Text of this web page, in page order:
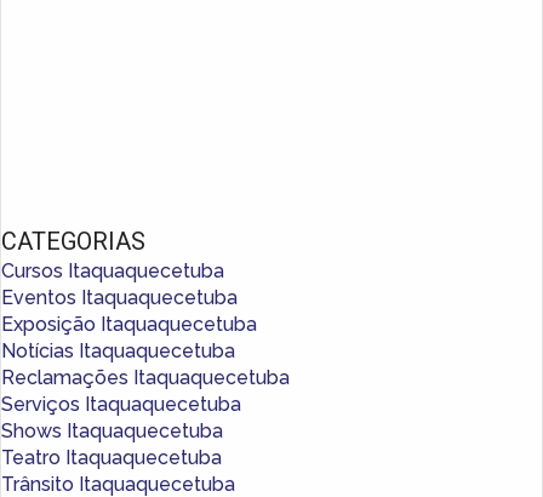
CATEGORIAS
Cursos Itaquaquecetuba
Eventos Itaquaquecetuba
Exposição Itaquaquecetuba
Notícias Itaquaquecetuba
Reclamações Itaquaquecetuba
Serviços Itaquaquecetuba
Shows Itaquaquecetuba
Teatro Itaquaquecetuba
Trânsito Itaquaquecetuba